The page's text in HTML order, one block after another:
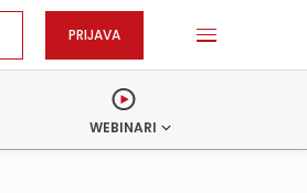
PRIJAVA
WEBINARI